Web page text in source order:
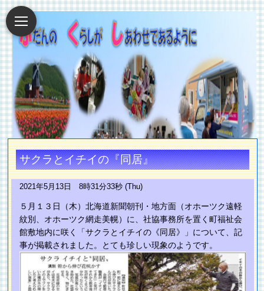
サクラとイチイの『同居』
2021年5月13日 8時31分33秒 (Thu)
５月１３日（木）北海道新聞朝刊・地方面（オホーツク遠軽
紋別、オホーツク網走美幌）に、社協事務所を置く町福祉会
館敷地内に咲く「サクラとイチイの《同居》」について、記
事が掲載されました。とても珍しい現象のようです。